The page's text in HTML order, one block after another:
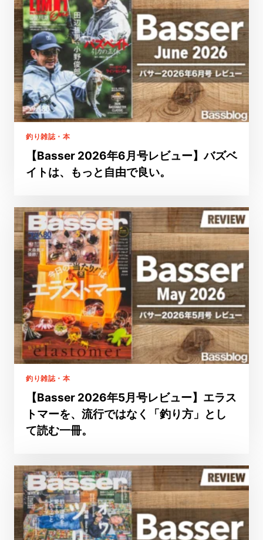
【Basser 2026年6月号レビュー】バズベ
イトは、もっと自由で良い。
釣り雑誌・本
【Basser 2026年5月号レビュー】エラス
トマーを、流行ではなく「釣り方」とし
て読む一冊。
釣り雑誌・本